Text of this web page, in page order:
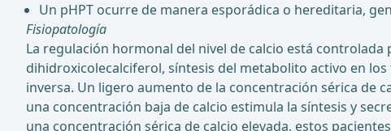
Un pHPT ocurre de manera esporádica o hereditaria,
Fisiopatología
La regulación hormonal del nivel de calcio está
dihidroxicolecalciferol, síntesis del metabolito activo en
inversa. Un ligero aumento de la concentración sérica de
una concentración baja de calcio estimula la síntesis y
una concentración sérica de calcio elevada, estos